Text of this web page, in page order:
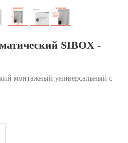
SIBOX -
монтажный универсальный с